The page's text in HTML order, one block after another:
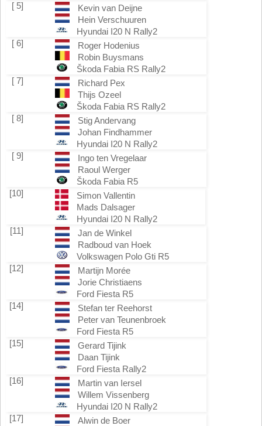
[ 5]
Kevin van Deijne
Hein Verschuuren
Hyundai I20 N Rally2
[ 6]
Roger Hodenius
Robin Buysmans
Škoda Fabia RS Rally2
[ 7]
Richard Pex
Thijs Ozeel
Škoda Fabia RS Rally2
[ 8]
Stig Andervang
Johan Findhammer
Hyundai I20 N Rally2
[ 9]
Ingo ten Vregelaar
Raoul Werger
Škoda Fabia R5
[10]
Simon Vallentin
Mads Dalsager
Hyundai I20 N Rally2
[11]
Jan de Winkel
Radboud van Hoek
Volkswagen Polo Gti R5
[12]
Martijn Morée
Jorie Christiaens
Ford Fiesta R5
[14]
Stefan ter Reehorst
Peter van Teunenbroek
Ford Fiesta R5
[15]
Gerard Tijink
Daan Tijink
Ford Fiesta Rally2
[16]
Martin van Iersel
Willem Vissenberg
Hyundai I20 N Rally2
[17]
Alwin de Boer